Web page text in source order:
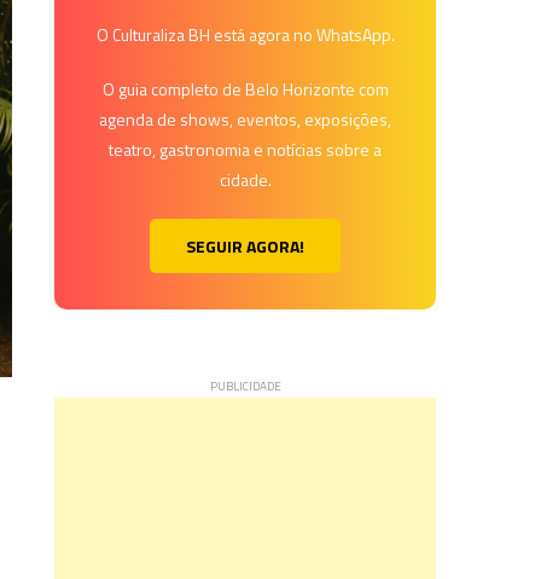
O Culturaliza BH está agora no WhatsApp.
O guia completo de Belo Horizonte com
agenda de shows, eventos, exposições,
teatro, gastronomia e notícias sobre a
cidade.
SEGUIR AGORA!